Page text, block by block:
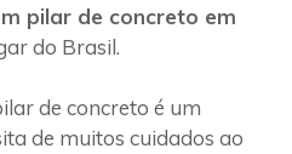
pilar de concreto em
do Brasil.
de concreto é um
de muitos cuidados ao